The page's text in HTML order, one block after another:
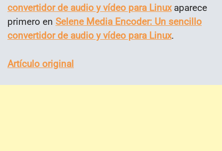
convertidor de audio y vídeo para Linuxaparece
primero en Selene Media Encoder: Un sencillo
convertidor de audio y vídeo para Linux.
Artículo original